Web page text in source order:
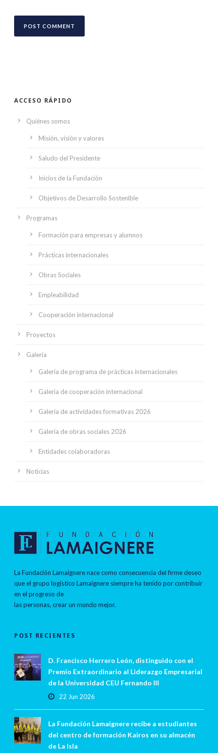
ACCESO RÁPIDO
Quiénes somos
Misión, visión y valores
Saludo del Presidente
Inicios de la Fundación
Objetivos de Desarrollo Sostenible
Programas
Formación para empresas y alumnos
Prácticas internacionales
Obras Sociales
Empleabilidad
Cooperación internacional
Proyectos
Galería
Galería de programa de prácticas internacionales
Galería de cooperación internacional
Galería de actividades formativas 2026
Galería de obras sociales 2026
Entidades colaboradoras
Noticias
La Fundación Lamaignere nace como consecuencia del firme deseo
que el grupo logístico Lamaignere siempre ha tenido por contribuir
en el progreso de
las personas, crear un mundo mejor.
POST RECIENTES
D. Francisco Herrero León, distinguido con el
Premio Extraordinario al Liderazgo Empresarial
de la Universidad CEU Fernando III
22 Jun 2026
La Fundación Lamaignere recibe a estudiantes
del centro de formación Kairos en su almacén
de La Isla